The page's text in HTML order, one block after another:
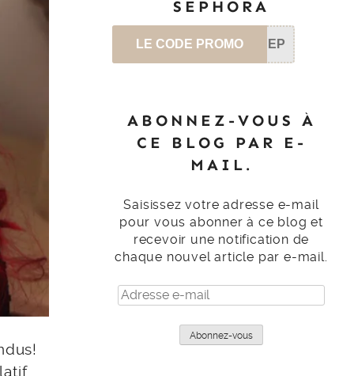
SEPHORA
LE CODE PROMO SEP
ABONNEZ-VOUS À
CE BLOG PAR E-
MAIL.
Saisissez votre adresse e-mail
pour vous abonner à ce blog et
recevoir une notification de
chaque nouvel article par e-mail.
Adresse
e-
Abonnez-vous